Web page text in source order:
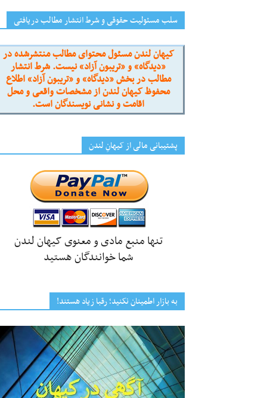
سلب مسئولیت حقوقی و شرط انتشار مطالب دریافتی
کیهان لندن مسئول محتوای مطالب منتشرشده در
«دیدگاه» و «تریبون آزاد» نیست. شرط انتشار
مطالب در بخش «دیدگاه» و «تریبون آزاد» اطلاع
محفوظ کیهان لندن از مشخصات واقعی و محل
اقامت و نشانی نویسندگان است.
پشتیبانی مالی از کیهانِ لندن
تنها منبع مادی و معنوی کیهان لندن
شما خوانندگان هستید
به بازار اطمینان نکنید؛ رقبا زیاد هستند!